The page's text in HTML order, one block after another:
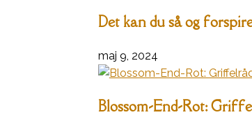
Det kan du så og
maj 9, 2024
Blossom-End-Rot: